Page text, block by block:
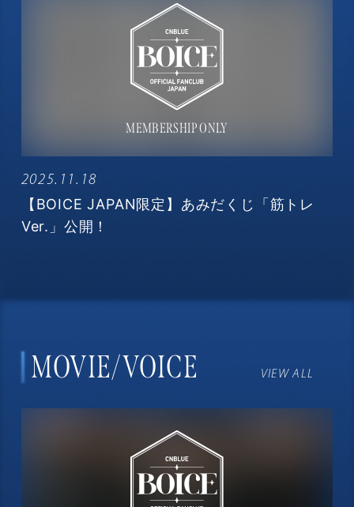
2025.11.18
【BOICE JAPAN限定】あみだくじ「筋トレ
Ver.」公開！
MOVIE/VOICE VIEW ALL